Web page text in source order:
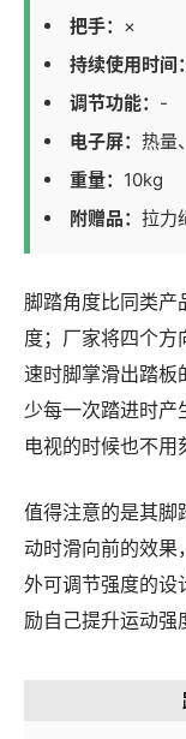
把手： ×
持续使用时间：
调节功能： -
电子屏： 热量
重量： 10kg
附赠品： 拉力
脚踏角度比同类产
度；厂家将四个方
速时脚掌滑出踏板
少每一次踏进时产
电视的时候也不用
值得注意的是其脚
动时滑向前的效果
外可调节强度的设
励自己提升运动强